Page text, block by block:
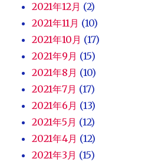
2021年12月 (2)
2021年11月 (10)
2021年10月 (17)
2021年9月 (15)
2021年8月 (10)
2021年7月 (17)
2021年6月 (13)
2021年5月 (12)
2021年4月 (12)
2021年3月 (15)